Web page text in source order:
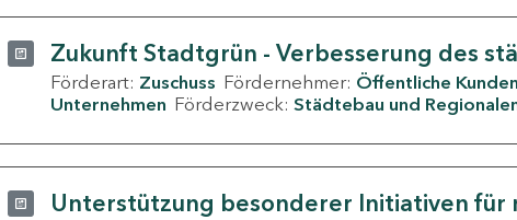
Zukunft Stadtgrün - Verbesserung des
Förderart: Zuschuss Fördernehmer: Öffentliche Kunden
Unternehmen Förderzweck: Städtebau und
Unterstützung besonderer Initiativen für